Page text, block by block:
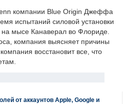
компании Blue Origin Джеффа
испытаний силовой установки
на мысе Канаверал во Флориде.
компания выясняет причины
восстановит все, что
от аккаунтов Apple, Google и